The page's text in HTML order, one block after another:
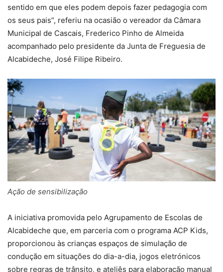
sentido em que eles podem depois fazer pedagogia com
os seus pais”, referiu na ocasião o vereador da Câmara
Municipal de Cascais, Frederico Pinho de Almeida
acompanhado pelo presidente da Junta de Freguesia de
Alcabideche, José Filipe Ribeiro.
Ação de sensibilização
A iniciativa promovida pelo Agrupamento de Escolas de
Alcabideche que, em parceria com o programa ACP Kids,
proporcionou às crianças espaços de simulação de
condução em situações do dia-a-dia, jogos eletrónicos
sobre regras de trânsito, e ateliês para elaboração manual